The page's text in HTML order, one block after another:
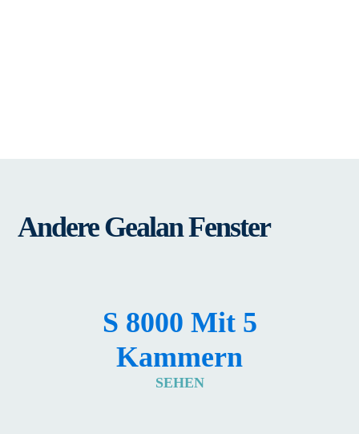
Andere Gealan Fenster
S 8000 Mit 5
Kammern
SEHEN